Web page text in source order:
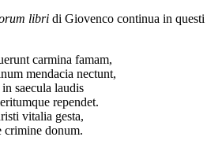
libri di Giovenco continua in questi
carmina famam,
mendacia nectunt,
saecula laudis
rependet.
vitalia gesta,
crimine donum.